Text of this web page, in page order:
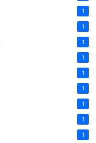
1
1
1
1
1
1
1
1
1